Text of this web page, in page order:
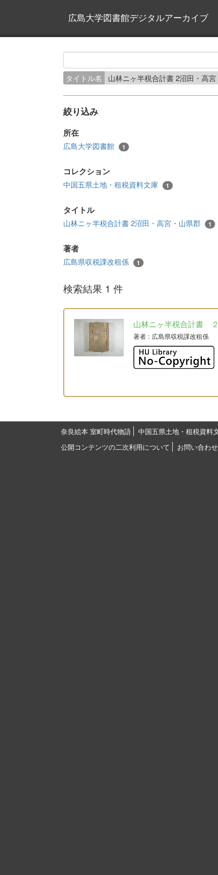
広島大学図書館デジタルアーカイブ
タイトル名 山林ニヶ半税合計書 2沼田・高
絞り込み
所在
広島大学図書館 1
コレクション
中国五県土地・租税資料文庫 1
タイトル
山林ニヶ半税合計書 2沼田・高宮・山県郡 1
著者
広島県収税課改租係 1
検索結果 1 件
山林ニヶ半税合計書
著者 : 広島県収税課改租係
奈良絵本 室町時代物語
中国五県土地・租税資料
公開コンテンツの二次利用について
お問い合わせ